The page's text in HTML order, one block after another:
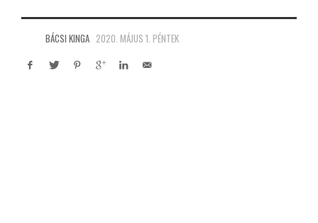
BÁCSI KINGA 2020. MÁJUS 1. PÉNTEK